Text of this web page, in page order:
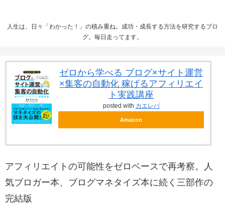
人生は、日々「わかった！」の積み重ね。成功・成長する方法を研究するブロ
グ。毎日走ってます。
ゼロから学べる ブログ×サイト運営
×集客の自動化 稼げるアフィリエイ
ト実践講座
posted with カエレバ
Amazon
アフィリエイトの可能性をゼロベースで再考察。人
気ブロガー本、ブログマネタイズ本に続く三部作の
完結版